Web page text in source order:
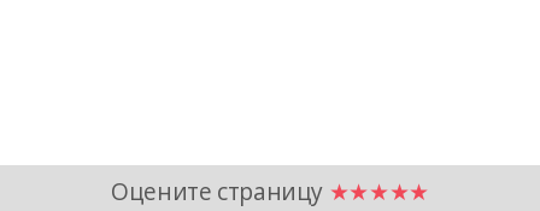
Оцените страницу ★★★★★